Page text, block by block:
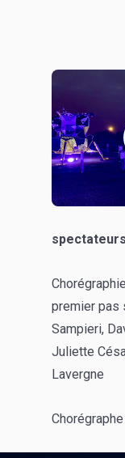
premier pas
Sampieri,
Juliette
Lavergne